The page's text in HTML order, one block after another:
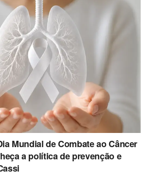
Mundial de Combate ao Câncer
a política de prevenção e